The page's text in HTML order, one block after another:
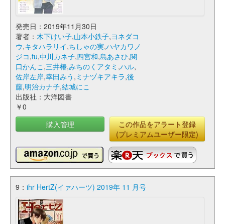
発売日：2019年11月30日
著者： 木下けい子,山本小鉄子,ヨネダコ
ウ,キタハラリイ,ちしゃの実,ハヤカワノ
ジコ,fu,中川カネ子,四宮和,島あさひ,関
口かんこ ,三井椿,みちのくアタミ ,ハル,
佐岸左岸,幸田みう , ミナヅキアキラ,後
藤,明治カナ子,結城にこ
出版社：大洋図書
￥0
購入管理
この作品をアラート登録
(プレミアムユーザー限定)
9： ihr HertZ(イァハーツ) 2019年 11 月号